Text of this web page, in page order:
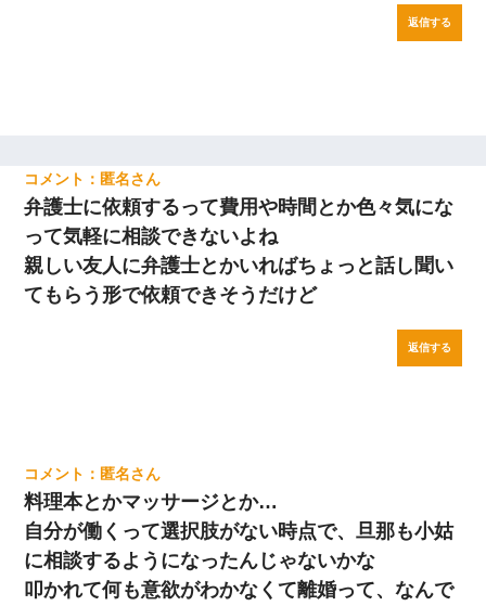
返信する
匿名
弁護士に依頼するって費用や時間とか色々気にな
って気軽に相談できないよね
親しい友人に弁護士とかいればちょっと話し聞い
てもらう形で依頼できそうだけど
返信する
匿名
料理本とかマッサージとか…
自分が働くって選択肢がない時点で、旦那も小姑
に相談するようになったんじゃないかな
叩かれて何も意欲がわかなくて離婚って、なんで